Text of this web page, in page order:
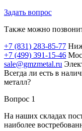
Задать вопрос
Также можно
+7 (831) 283-85-77
+7 (499) 391-15-46
sale@gmzmetal.ru
Всегда ли есть в
металл?
Вопрос 1
На наших складах
наиболее